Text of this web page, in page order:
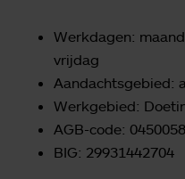
Werkdagen:
vrijdag
Aandachtsgebied:
Werkgebied:
AGB-code:
BIG: 29931442704